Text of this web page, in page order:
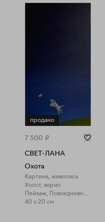
продано
7 500 ₽
СВЕТ-ЛАНА
Охота
Картина, живопись
Холст, акрил
Пейзаж, Повседневность
40 x 20 см